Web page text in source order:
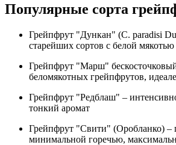
Популярные сорта
Грейпфрут "Дункан" (C. paradisi
старейших сортов с белой
Грейпфрут "Марш"
беломякотных грейпфрутов,
Грейпфрут "Редблаш" –
тонкий аромат
Грейпфрут "Свити" (Оробланко) –
минимальной горечью,